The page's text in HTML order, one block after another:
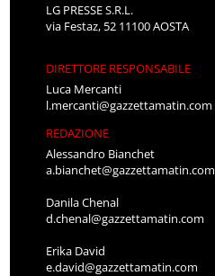
LG PRESSE S.R.L.
via Festaz, 52 11100 AOSTA
DIRETTORE RESPONSABILE
Luca Mercanti
l.mercanti@gazzettamatin.com
REDAZIONE
Alessandro Bianchet
a.bianchet@gazzettamatin.com
Danila Chenal
d.chenal@gazzettamatin.com
Erika David
e.david@gazzettamatin.com